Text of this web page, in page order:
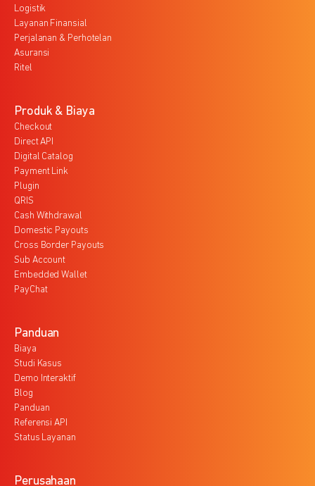
Logistik
Layanan Finansial
Perjalanan & Perhotelan
Asuransi
Ritel
Produk & Biaya
Checkout
Direct API
Digital Catalog
Payment Link
Plugin
QRIS
Cash Withdrawal
Domestic Payouts
Cross Border Payouts
Sub Account
Embedded Wallet
PayChat
Panduan
Biaya
Studi Kasus
Demo Interaktif
Blog
Panduan
Referensi API
Status Layanan
Perusahaan